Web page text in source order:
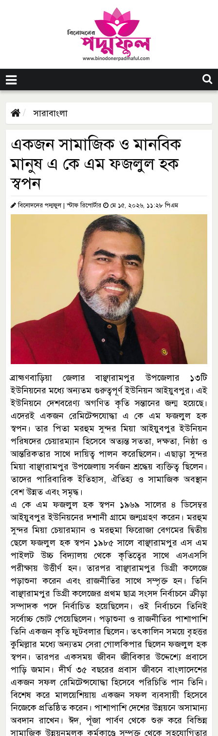
সারাবাংলা
একজন সামাজিক ও মানবিক
মানুষ এ কে এম ফজলুল হক
স্বপন
বিনোদনের পদ্মফুল | স্টাফ রিপোর্টার মে ১৫, ২০২৬, ১১:২৮ পিএম
ব্রাহ্মণবাড়িয়া জেলার বাঞ্ছারামপুর উপজেলার ১৩টি
ইউনিয়নের মধ্যে অন্যতম গুরুত্বপূর্ণ ইউনিয়ন আইয়ুবপুর। এই
ইউনিয়নে দেশবরেণ্য অগণিত কৃতি সন্তানের জন্ম হয়েছে।
এদেরই একজন রেমিটেন্সযোদ্ধা এ কে এম ফজলুল হক
স্বপন। তার পিতা মরহুম সুন্দর মিয়া আইয়ুবপুর ইউনিয়ন
পরিষদের চেয়ারম্যান হিসেবে অত্যন্ত সততা, দক্ষতা, নিষ্ঠা ও
আন্তরিকতার সাথে দায়িত্ব পালন করেছিলেন। এছাড়া সুন্দর
মিয়া বাঞ্ছারামপুর উপজেলায় সর্বজন শ্রদ্ধেয় ব্যক্তিত্ব ছিলেন।
তাদের পারিবারিক ইতিহাস, ঐতিহ্য ও সামাজিক অবস্থান
বেশ উন্নত এবং সমৃদ্ধ।
এ কে এম ফজলুল হক স্বপন ১৯৬৯ সালের ৪ ডিসেম্বর
আইয়ুবপুর ইউনিয়নের দশানী গ্রামে জন্মগ্রহণ করেন। মরহুম
সুন্দর মিয়া চেয়ারম্যান ও মরহুমা ফিরোজা বেগমের দ্বিতীয়
ছেলে ফজলুল হক স্বপন ১৯৮৫ সালে বাঞ্ছারামপুর এস এম
পাইলট উচ্চ বিদ্যালয় থেকে কৃতিত্বের সাথে এসএসসি
পরীক্ষায় উত্তীর্ণ হন। তারপর বাঞ্ছারামপুর ডিগ্রী কলেজে
পড়াশুনা করেন এবং রাজনীতির সাথে সম্পৃক্ত হন। তিনি
বাঞ্ছারামপুর ডিগ্রী কলেজের প্রথম ছাত্র সংসদ নির্বাচনে ক্রীড়া
সম্পাদক পদে নির্বাচিত হয়েছিলেন। ওই নির্বাচনে তিনিই
সর্বোচ্চ ভোট পেয়েছিলেন। পড়াশুনা ও রাজনীতির পাশাপাশি
তিনি একজন কৃতি ফুটবলার ছিলেন। তৎকালিন সময়ে বৃহত্তর
কুমিল্লার মধ্যে অন্যতম সেরা গোলকিপার ছিলেন ফজলুল হক
স্বপন। তারপর একসময় জীবন জীবিকার উদ্দেশ্যে প্রবাসে
পাড়ি জমান। দীর্ঘ ৩৫ বছরের প্রবাস জীবনে বাংলাদেশের
একজন সফল রেমিটেন্সযোদ্ধা হিসেবে পরিচিতি পান তিনি।
বিশেষ করে মালয়েশিয়ায় একজন সফল ব্যবসায়ী হিসেবে
নিজেকে প্রতিষ্ঠিত করেন। পাশাপাশি দেশের উন্নয়নে অসামান্য
অবদান রাখেন। ঈদ, পূঁজা পার্বণ থেকে শুরু করে বিভিন্ন
সামাজিক উন্নয়নমূলক কর্মকাণ্ডে সম্পৃক্ত থেকে সহযোগিতার